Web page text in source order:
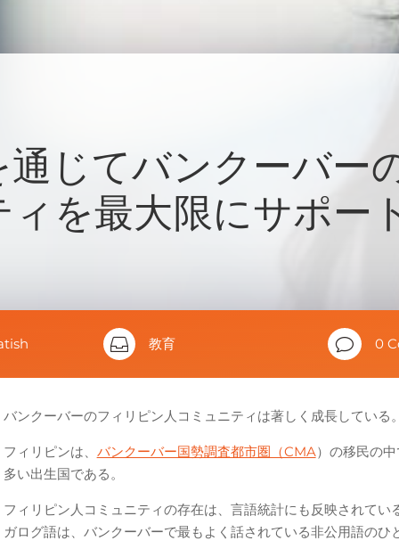
通じてバンクーバー
ィを最大限にサポー
 教育 v 0
バンクーバーのフィリピン人コミュニティは著しく成長している
フィリピンは、 バンクーバー国勢調査都市圏（CMA）の移民の
多い出生国である。
フィリピン人コミュニティの存在は、言語統計にも反映されてい
ガログ語は、バンクーバーで最もよく話されている非公用語のひ